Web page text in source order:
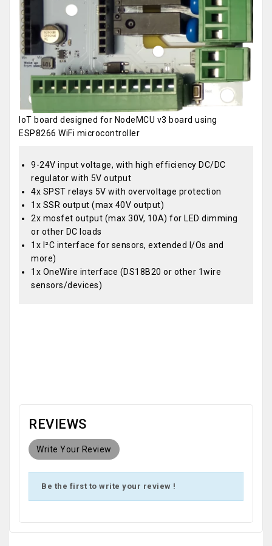
IoT board designed for NodeMCU v3 board using
ESP8266 WiFi microcontroller
9-24V input voltage, with high efficiency DC/DC
regulator with 5V output
4x SPST relays 5V with overvoltage protection
1x SSR output (max 40V output)
2x mosfet output (max 30V, 10A) for LED dimming
or other DC loads
1x I²C interface for sensors, extended I/Os and
more)
1x OneWire interface (DS18B20 or other 1wire
sensors/devices)
REVIEWS
Write Your Review
Be the first to write your review !